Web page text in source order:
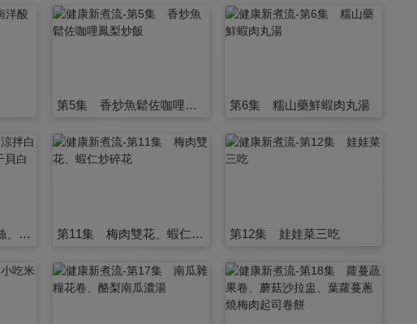
第5集 香炒魚鬆佐咖哩鳳梨炒飯 第6集 糯山藥鮮蝦肉丸湯
第10集 涼拌白菜乾絲、開陽冬白菜、干貝白菜心 第11集 梅肉雙花、蝦仁炒碎花 第12集 娃娃菜三吃